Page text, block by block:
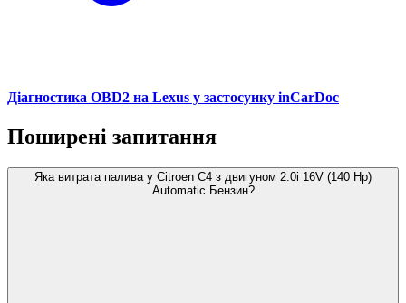
Діагностика OBD2 на Lexus у застосунку inCarDoc
Поширені запитання
Яка витрата палива у Citroen C4 з двигуном 2.0i 16V (140 Hp)
Automatic Бензин?